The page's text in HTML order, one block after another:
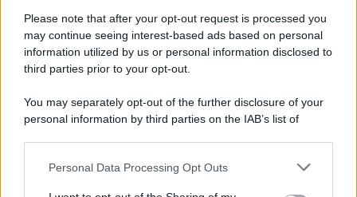
Please note that after your opt-out request is processed you
may continue seeing interest-based ads based on personal
information utilized by us or personal information disclosed to
third parties prior to your opt-out.
You may separately opt-out of the further disclosure of your
personal information by third parties on the IAB’s list of
This information may also be disclosed by us to third parties
Personal Data Processing Opt Outs
Autore di capolavori come Auschwitz, La locomotiva,
L’avvelenata e Canzone per un’amica, ha segnato oltre mezzo
secolo di musica e cultura italiana. I funerali si svolgeranno in
forma strettamente privata, mentre a settembre sarà organizzata
L'anniversario /
90 anni di Yves Saint Laurent, tra moda e
scandali